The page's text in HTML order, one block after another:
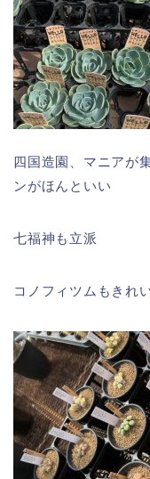
四国造園、マニアが
ンがほんといい
七福神も立派
コノフィツムもきれ